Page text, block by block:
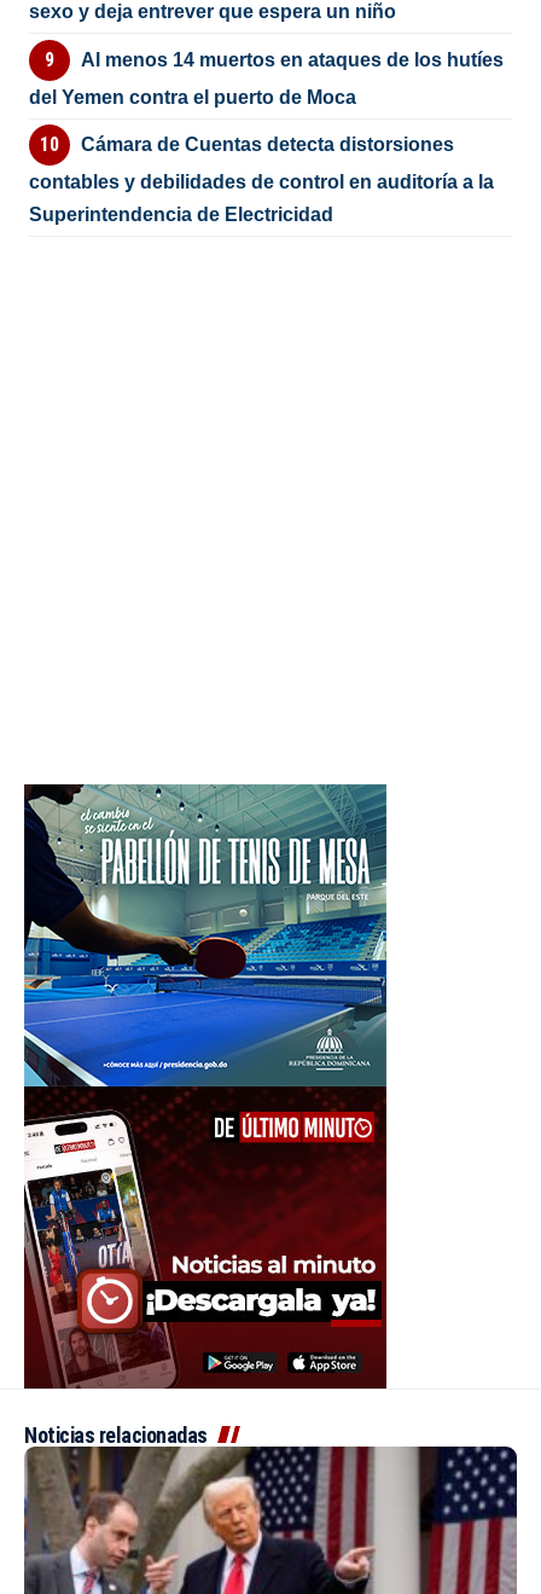
sexo y deja entrever que espera un niño
Al menos 14 muertos en ataques de los hutíes
del Yemen contra el puerto de Moca
Cámara de Cuentas detecta distorsiones
contables y debilidades de control en auditoría a la
Superintendencia de Electricidad
Noticias relacionadas